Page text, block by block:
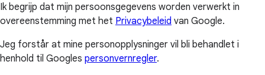
Ik begrijp dat mijn persoonsgegevens worden verwerkt in
overeenstemming met het Privacybeleid van Google.
Jeg forstår at mine personopplysninger vil bli behandlet i
henhold til Googles personvernregler.